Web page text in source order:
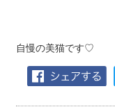
自慢の美猫です♡